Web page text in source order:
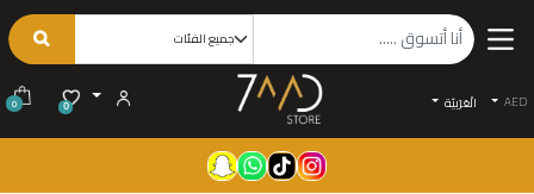
AED الْعَرَبيّة 0
0